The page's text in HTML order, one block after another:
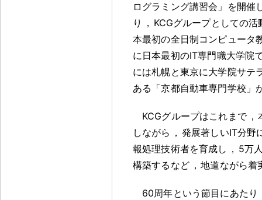
ログラミング講習会」を開催
り
， KCGグループとしての活
本最初の全日制コンピュータ
に日本最初のIT専門職大学院
には札幌と東京に大学院サテ
ある「京都自動車専門学校」
KCGグループはこれまで ，
しながら ， 発展著しいIT分野
報処理技術者を育成し ， 5万
構築するなど ， 地道ながら着
60周年という節目にあたり